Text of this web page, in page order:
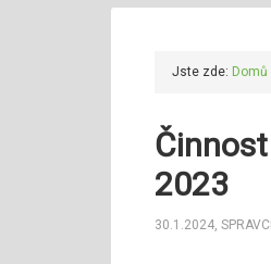
Jste zde: Domů
2023
30.1.2024,